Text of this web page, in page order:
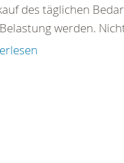
des täglichen
werden.